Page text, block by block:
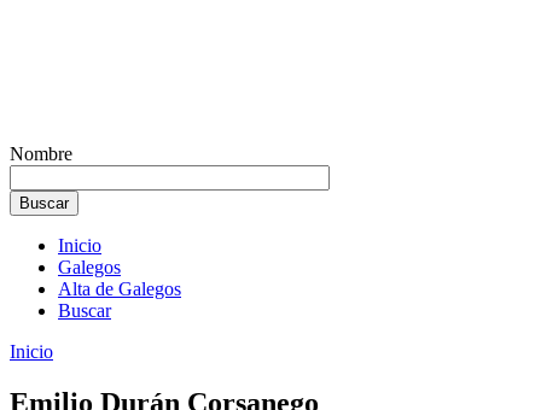
Nombre
Inicio
Galegos
Alta de Galegos
Buscar
Inicio
Emilio Durán Corsanego